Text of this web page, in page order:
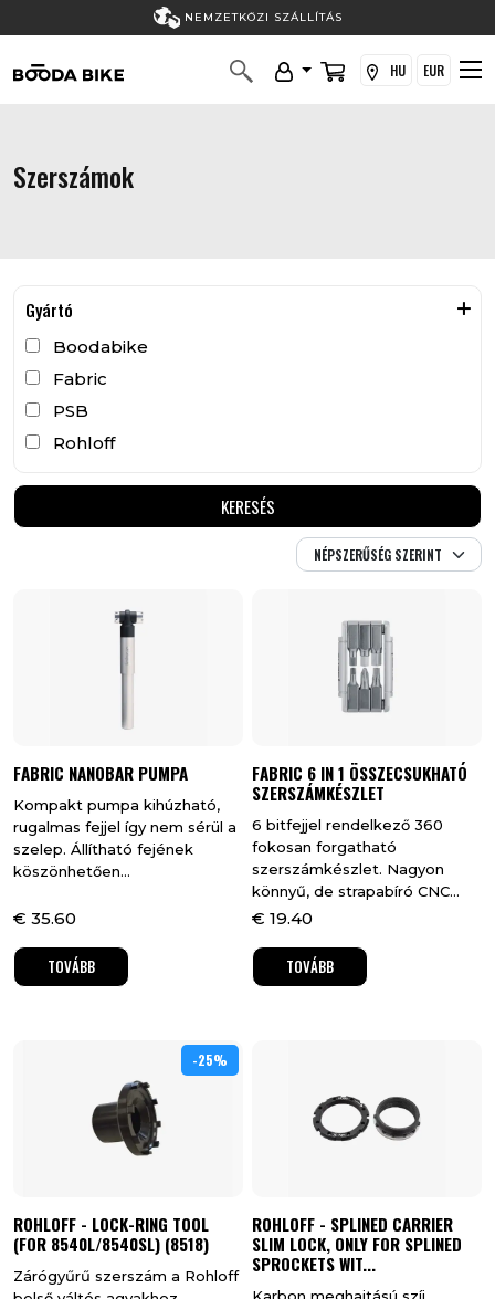
NEMZETKÖZI SZÁLLÍTÁS
HU EUR
Szerszámok
Gyártó
Boodabike
Fabric
PSB
Rohloff
FABRIC NANOBAR PUMPA
Kompakt pumpa kihúzható,
rugalmas fejjel így nem sérül a
szelep. Állítható fejének
köszönhetően...
€ 35.60
TOVÁBB
FABRIC 6 IN 1 ÖSSZECSUKHATÓ
SZERSZÁMKÉSZLET
6 bitfejjel rendelkező 360
fokosan forgatható
szerszámkészlet. Nagyon
könnyű, de strapabíró CNC...
€ 19.40
TOVÁBB
25%
-25%
ROHLOFF - LOCK-RING TOOL
(FOR 8540L/8540SL) (8518)
Zárógyűrű szerszám a Rohloff
ROHLOFF - SPLINED CARRIER
SLIM LOCK, ONLY FOR SPLINED
SPROCKETS WIT...